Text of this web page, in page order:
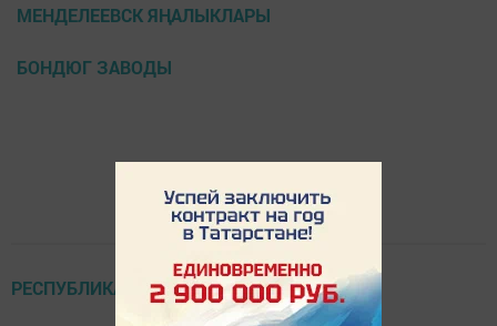
МЕНДЕЛЕЕВСК ЯҢАЛЫКЛАРЫ
БОНДЮГ ЗАВОДЫ
РЕСПУБЛИКАДА